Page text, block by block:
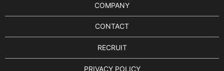
COMPANY
CONTACT
RECRUIT
PRIVACY POLICY